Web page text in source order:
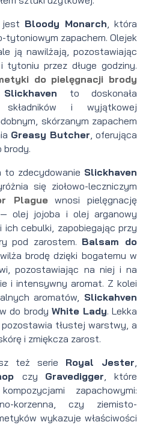
jest Bloody Monarch, która
tytoniowym zapachem. Olejek
ją nawilżają, pozostawiając
przez długe godziny.
do pielęgnacji brody
Slickhaven to doskonała
składników i wyjątkowej
skórzanym zapachem
Greasy Butcher, oferująca
brody.
to zdecydowanie Slickhaven
się ziołowo-leczniczym
Plaguewnosi pielęgnację
olej jojoba i olej arganowy
ich cebulki, zapobiegając przy
pod zarostem. Balsam do
brodę dzięki bogatemu w
pozostawiając na niej i na
i intensywny aromat. Z kolei
aromatów, Slickahven
do brody White Lady. Lekka
pozostawia tłustej warstwy, a
i zmiękcza zarost.
też serie Royal Jester,
czy Gravedigger, które
zapachowymi:
korzenna, czy ziemisto-
wykazuje właściwości